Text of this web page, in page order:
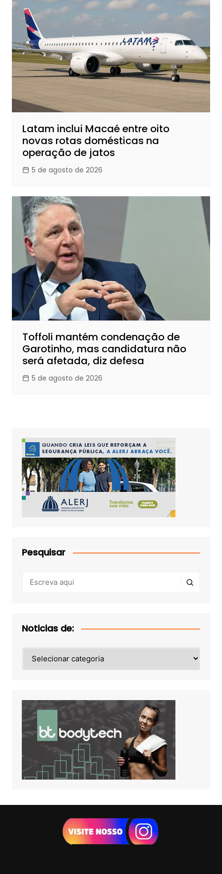
Latam inclui Macaé entre oito
novas rotas domésticas na
operação de jatos
5 de agosto de 2026
Toffoli mantém condenação de
Garotinho, mas candidatura não
será afetada, diz defesa
5 de agosto de 2026
Pesquisar
Noticias de:
de: